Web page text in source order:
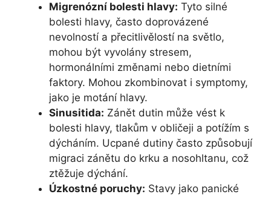
Migrenózní bolesti hlavy: Tyto silné
bolesti hlavy, často doprovázené
nevolností a přecitlivělostí na světlo,
mohou být vyvolány stresem,
hormonálními změnami nebo dietními
faktory. Mohou zkombinovat i symptomy,
jako je motání hlavy.
Sinusitida: Zánět dutin může vést k
bolesti hlavy, tlakům v obličeji a potížím s
dýcháním. Ucpané dutiny často způsobují
migraci zánětu do krku a nosohltanu, což
ztěžuje dýchání.
Úzkostné poruchy: Stavy jako panické